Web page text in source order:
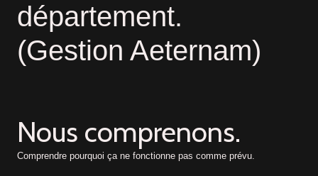
département.
(Gestion Aeternam)
Nous comprenons.
Comprendre pourquoi ça ne fonctionne pas comme prévu.